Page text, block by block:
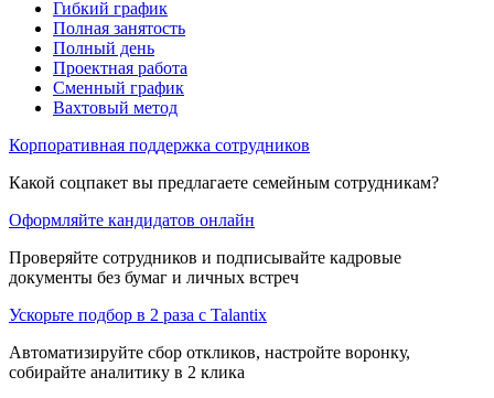
Гибкий график
Полная занятость
Полный день
Проектная работа
Сменный график
Вахтовый метод
Корпоративная поддержка сотрудников
Какой соцпакет вы предлагаете семейным сотрудникам?
Оформляйте кандидатов онлайн
Проверяйте сотрудников и подписывайте кадровые
документы без бумаг и личных встреч
Ускорьте подбор в 2 раза с Talantix
Автоматизируйте сбор откликов, настройте воронку,
собирайте аналитику в 2 клика